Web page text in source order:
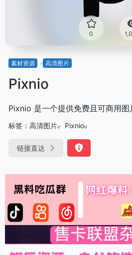
0
素材资源 高清图片
Pixnio
Pixnio 是一个提供免费且可商用图
标签： 高清图片 Pixnio
链接直达